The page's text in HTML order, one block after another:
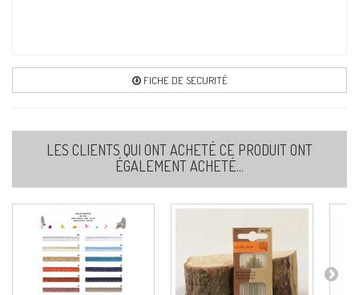
Ref: S7618B0C78
Ref: S7618B0C83
FICHE DE SECURITÉ
LES CLIENTS QUI ONT ACHETÉ CE PRODUIT ONT
ÉGALEMENT ACHETÉ...